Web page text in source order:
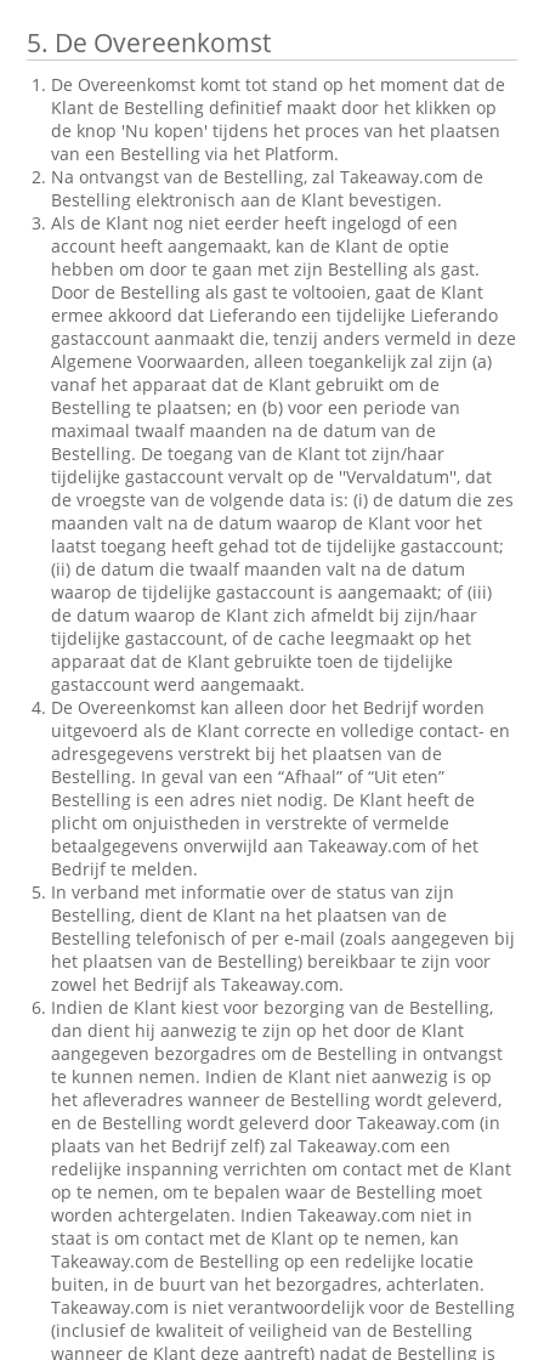
5. De Overeenkomst
De Overeenkomst komt tot stand op het moment dat de
Klant de Bestelling definitief maakt door het klikken op
de knop 'Nu kopen' tijdens het proces van het plaatsen
van een Bestelling via het Platform.
Na ontvangst van de Bestelling, zal Takeaway.com de
Bestelling elektronisch aan de Klant bevestigen.
Als de Klant nog niet eerder heeft ingelogd of een
account heeft aangemaakt, kan de Klant de optie
hebben om door te gaan met zijn Bestelling als gast.
Door de Bestelling als gast te voltooien, gaat de Klant
ermee akkoord dat Lieferando een tijdelijke Lieferando
gastaccount aanmaakt die, tenzij anders vermeld in deze
Algemene Voorwaarden, alleen toegankelijk zal zijn (a)
vanaf het apparaat dat de Klant gebruikt om de
Bestelling te plaatsen; en (b) voor een periode van
maximaal twaalf maanden na de datum van de
Bestelling. De toegang van de Klant tot zijn/haar
tijdelijke gastaccount vervalt op de ''Vervaldatum'', dat
de vroegste van de volgende data is: (i) de datum die zes
maanden valt na de datum waarop de Klant voor het
laatst toegang heeft gehad tot de tijdelijke gastaccount;
(ii) de datum die twaalf maanden valt na de datum
waarop de tijdelijke gastaccount is aangemaakt; of (iii)
de datum waarop de Klant zich afmeldt bij zijn/haar
tijdelijke gastaccount, of de cache leegmaakt op het
apparaat dat de Klant gebruikte toen de tijdelijke
gastaccount werd aangemaakt.
De Overeenkomst kan alleen door het Bedrijf worden
uitgevoerd als de Klant correcte en volledige contact- en
adresgegevens verstrekt bij het plaatsen van de
Bestelling. In geval van een “Afhaal” of “Uit eten”
Bestelling is een adres niet nodig. De Klant heeft de
plicht om onjuistheden in verstrekte of vermelde
betaalgegevens onverwijld aan Takeaway.com of het
Bedrijf te melden.
In verband met informatie over de status van zijn
Bestelling, dient de Klant na het plaatsen van de
Bestelling telefonisch of per e-mail (zoals aangegeven bij
het plaatsen van de Bestelling) bereikbaar te zijn voor
zowel het Bedrijf als Takeaway.com.
Indien de Klant kiest voor bezorging van de Bestelling,
dan dient hij aanwezig te zijn op het door de Klant
aangegeven bezorgadres om de Bestelling in ontvangst
te kunnen nemen. Indien de Klant niet aanwezig is op
het afleveradres wanneer de Bestelling wordt geleverd,
en de Bestelling wordt geleverd door Takeaway.com (in
plaats van het Bedrijf zelf) zal Takeaway.com een
redelijke inspanning verrichten om contact met de Klant
op te nemen, om te bepalen waar de Bestelling moet
worden achtergelaten. Indien Takeaway.com niet in
staat is om contact met de Klant op te nemen, kan
Takeaway.com de Bestelling op een redelijke locatie
buiten, in de buurt van het bezorgadres, achterlaten.
Takeaway.com is niet verantwoordelijk voor de Bestelling
(inclusief de kwaliteit of veiligheid van de Bestelling
wanneer de Klant deze aantreft) nadat de Bestelling is